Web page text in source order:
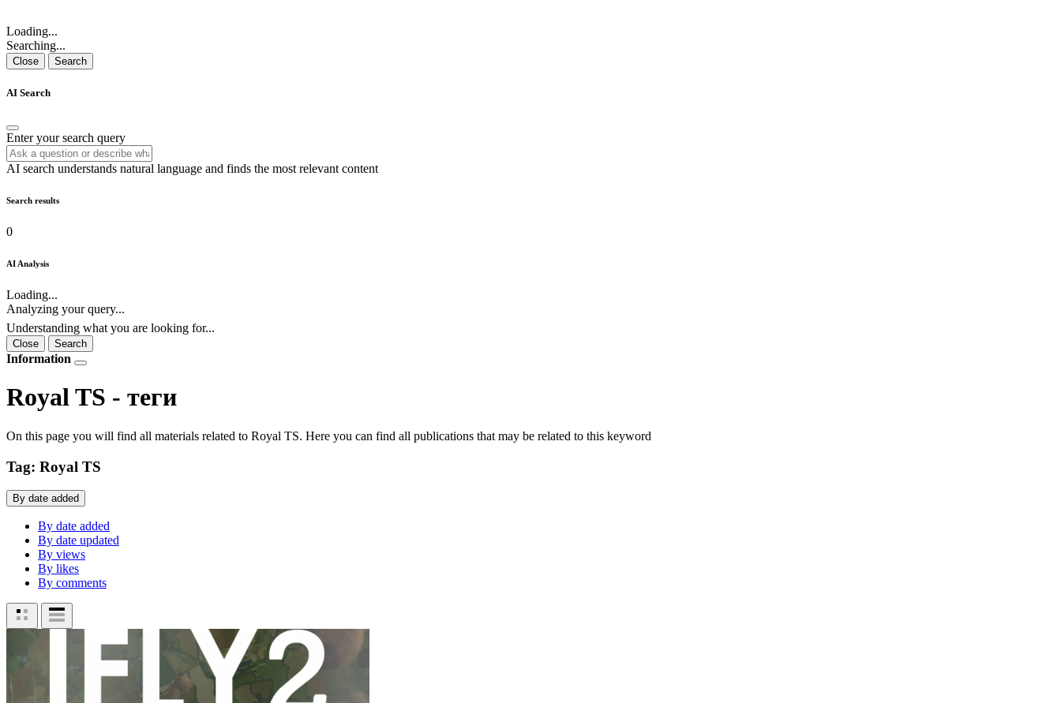
Loading...
Searching...
Close Search
AI Search
Enter your search query
AI search understands natural language and finds the most relevant content
Search results
0
AI Analysis
Loading...
Analyzing your query...
Understanding what you are looking for...
Close Search
Information
Royal TS - теги
On this page you will find all materials related to Royal TS. Here you can find all publications that may be related to this keyword
Tag: Royal TS
By date added
By date added
By date updated
By views
By likes
By comments